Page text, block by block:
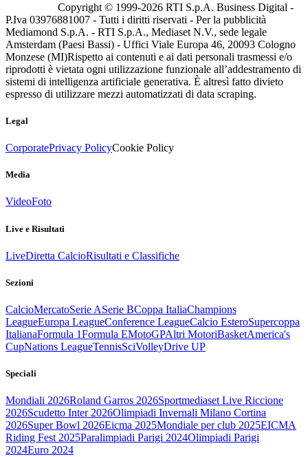
Copyright © 1999-2026 RTI S.p.A. Business Digital -
P.Iva 03976881007 - Tutti i diritti riservati - Per la pubblicità
Mediamond S.p.A. - RTI S.p.A., Mediaset N.V., sede legale
Amsterdam (Paesi Bassi) - Uffici Viale Europa 46, 20093 Cologno
Monzese (MI)Rispetto ai contenuti e ai dati personali trasmessi e/o
riprodotti è vietata ogni utilizzazione funzionale all’addestramento di
sistemi di intelligenza artificiale generativa. È altresì fatto divieto
espresso di utilizzare mezzi automatizzati di data scraping.
Legal
CorporatePrivacy PolicyCookie Policy
Media
VideoFoto
Live e Risultati
LiveDiretta CalcioRisultati e Classifiche
Sezioni
CalcioMercatoSerie ASerie BCoppa ItaliaChampions
LeagueEuropa LeagueConference LeagueCalcio EsteroSupercoppa
ItalianaFormula 1Formula EMotoGPAltri MotoriBasketAmerica's
CupNations LeagueTennisSciVolleyDrive UP
Speciali
Mondiali 2026Roland Garros 2026Sportmediaset Live Riccione
2026Scudetto Inter 2026Olimpiadi Invernali Milano Cortina
2026Super Bowl 2026Eicma 2025Mondiale per club 2025EICMA
Riding Fest 2025Paralimpiadi Parigi 2024Olimpiadi Parigi
2024Euro 2024